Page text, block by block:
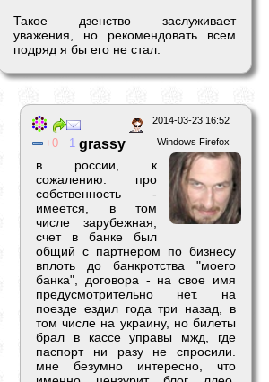
Такое дзенство заслуживает
уважения, но рекомендовать всем
подряд я бы его не стал.
2014-03-23 16:52
Windows Firefox
0 1 grassy
в россии, к
сожалению. про
собственность -
имеется, в том
числе зарубежная,
счет в банке был
общий с партнером по бизнесу
вплоть до банкротства "моего
банка", договора - на свое имя
предусмотрительно нет. на
поезде ездил года три назад, в
том числе на украину, но билеты
брал в кассе управы мжд, где
паспорт ни разу не спросили.
мне безумно интересно, что